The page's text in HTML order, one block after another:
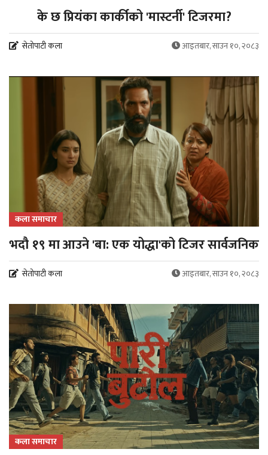
के छ प्रियंका कार्कीको 'मास्टर्नी' टिजरमा?
सेतोपाटी कला आइतबार, साउन १०, २०८३
कला समाचार
भदौ १९ मा आउने 'बा: एक योद्धा'को टिजर सार्वजनिक
सेतोपाटी कला आइतबार, साउन १०, २०८३
कला समाचार